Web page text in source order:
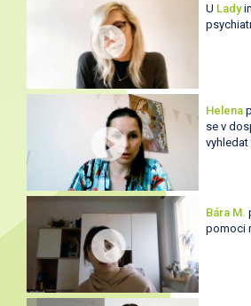
U Lady
Helena
se v
vyhledat
Bára M.
pomoci